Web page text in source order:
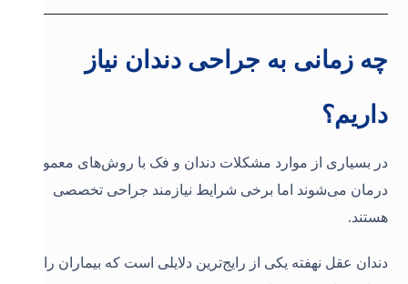
چه زمانی به جراحی دندان نیاز
داریم؟
در بسیاری از موارد مشکلات دندان و فک با روش‌های معمول
درمان می‌شوند اما برخی شرایط نیازمند جراحی تخصصی
هستند.
دندان عقل نهفته یکی از رایج‌ترین دلایلی است که بیماران را به